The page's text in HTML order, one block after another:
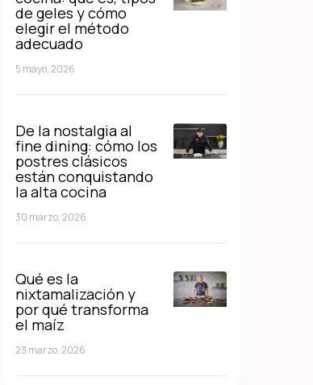
de geles y cómo
elegir el método
adecuado
5 mayo, 2026
De la nostalgia al
fine dining: cómo los
postres clásicos
están conquistando
la alta cocina
30 marzo, 2026
Qué es la
nixtamalización y
por qué transforma
el maíz
23 marzo, 2026